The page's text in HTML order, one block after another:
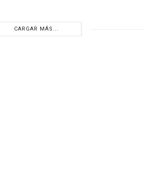
CARGAR MÁS...